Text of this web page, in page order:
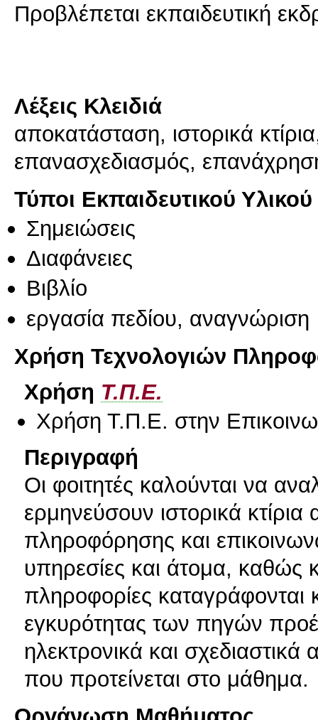
Προβλέπεται εκπαιδευτική
Λέξεις Κλειδιά
αποκατάσταση, ιστορικά
επανασχεδιασμός,
Τύποι Εκπαιδευτικού Υλικού
Σημειώσεις
Διαφάνειες
Βιβλίο
εργασία πεδίου, αναγνώριση
Χρήση Τεχνολογιών
Χρήση Τ.Π.Ε.
Χρήση Τ.Π.Ε. στην
Περιγραφή
Οι φοιτητές καλούνται να
ερμηνεύσουν ιστορικά
πληροφόρησης και
υπηρεσίες και άτομα, καθώς
πληροφορίες καταγράφονται
εγκυρότητας των πηγών
ηλεκτρονικά και
που προτείνεται στο μάθημα.